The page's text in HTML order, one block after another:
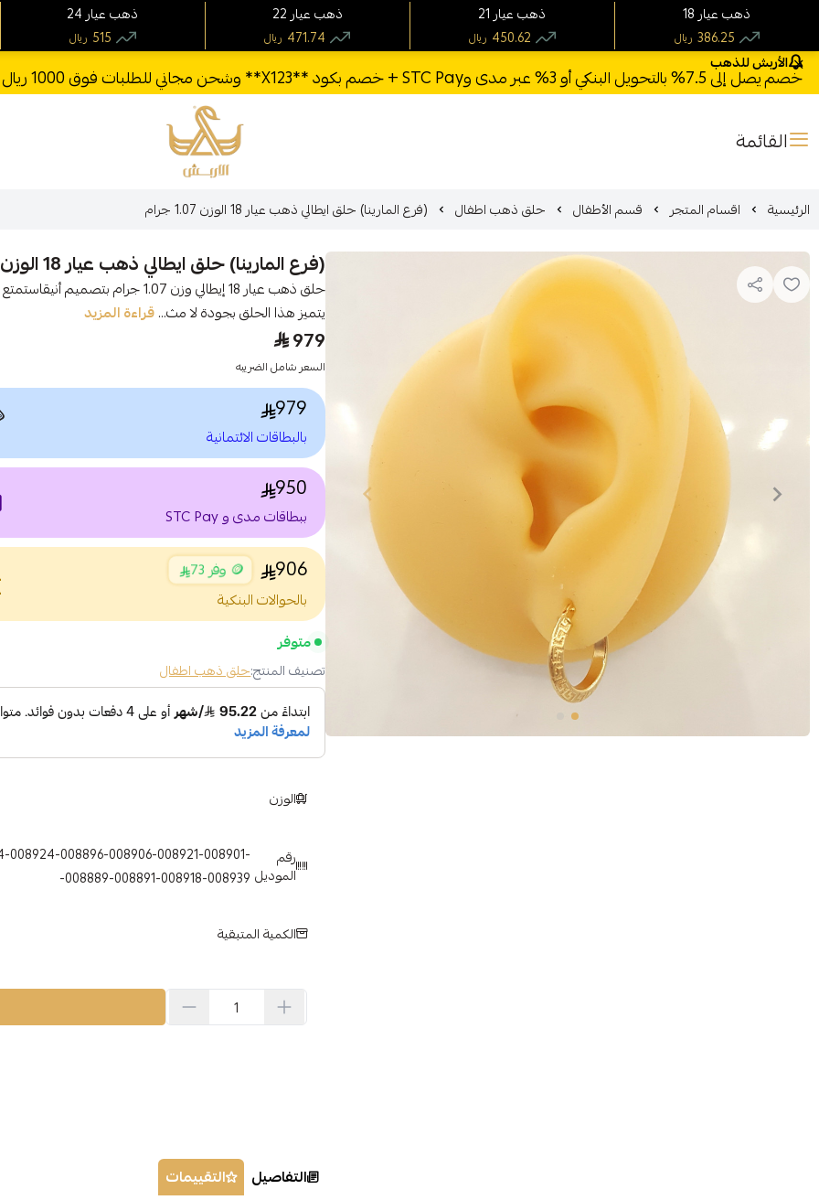
الأربش للذهب
خصم يصل إلى 7.5% بالتحويل البنكي أو 3% عبر مدى وSTC Pay + خصم بكود **X123** وشحن مجاني للطلبات فوق 1000 ريال
القائمة الأربش للذهب
الرئيسية اقسام المتجر قسم الأطفال حلق ذهب اطفال (فرع المارينا) حلق ايطالي ذهب عيار 18 الوزن 1.07 جرام
(فرع المارينا) حلق ايطالي ذهب عيار 18 الوزن 1.07 جرام
يتميز هذا الحلق بجودة لا مث...قراءة المزيد
979
السعر شامل الضريبه
979
بالبطاقات الائتمانية
950
ببطاقات مدى و STC Pay
906 🪙 وفر 73
بالحوالات البنكية
متوفر
تصنيف المنتج:حلق ذهب اطفال
الوزن
رقم
الموديل
008896-008906-008921-008901-
008889-008891-008918-008939-
الكمية المتبقية
التفاصيل التقييمات
24 ذهب عيار
ريال 515
22 ذهب عيار
ريال 471.74
21 ذهب عيار
ريال 450.62
18 ذهب عيار
ريال 386.25